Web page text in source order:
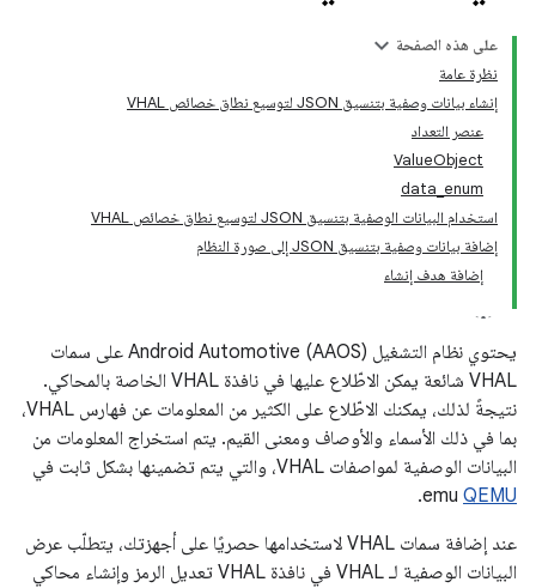
على هذه الصفحة
نظرة عامة
إنشاء بيانات وصفية بتنسيق JSON لتوسيع نطاق خصائص VHAL
عنصر التعداد
ValueObject
data_enum
استخدام البيانات الوصفية بتنسيق JSON لتوسيع نطاق خصائص VHAL
إضافة بيانات وصفية بتنسيق JSON إلى صورة النظام
إضافة هدف إنشاء
يحتوي نظام التشغيل Android Automotive (AAOS) على سمات
VHAL شائعة يمكن الاطّلاع عليها في نافذة VHAL الخاصة بالمحاكي.
نتيجةً لذلك، يمكنك الاطّلاع على الكثير من المعلومات عن فهارس VHAL،
بما في ذلك الأسماء والأوصاف ومعنى القيم. يتم استخراج المعلومات من
البيانات الوصفية لمواصفات VHAL، والتي يتم تضمينها بشكل ثابت في
emu QEMU
.
عند إضافة سمات VHAL لاستخدامها حصريًا على أجهزتك، يتطلّب عرض
البيانات الوصفية لـ VHAL في نافذة VHAL تعديل الرمز وإنشاء محاكي